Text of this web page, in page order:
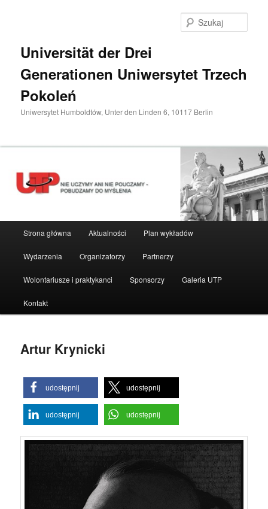
Universität der Drei
Generationen Uniwersytet Trzech
Pokoleń
Uniwersytet Humboldtów, Unter den Linden 6, 10117 Berlin
Strona główna Aktualności Plan wykładów
Wydarzenia Organizatorzy Partnerzy
Wolontariusze i praktykanci Sponsorzy Galeria UTP
Kontakt
Artur Krynicki
udostępnij udostępnij
udostępnij udostępnij